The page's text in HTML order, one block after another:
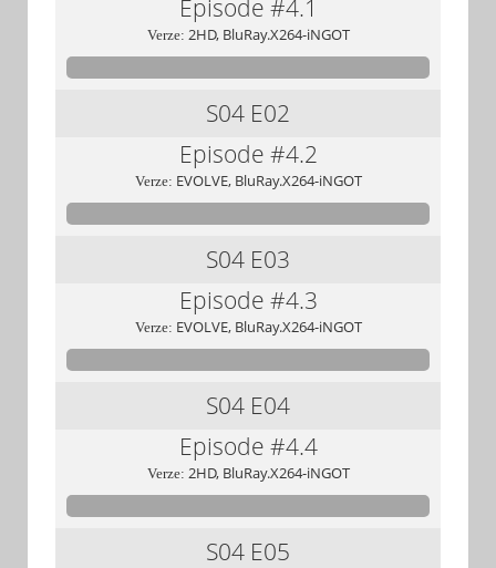
Episode #4.1
Verze: 2HD, BluRay.X264-iNGOT
S04 E02
Episode #4.2
Verze: EVOLVE, BluRay.X264-iNGOT
S04 E03
Episode #4.3
Verze: EVOLVE, BluRay.X264-iNGOT
S04 E04
Episode #4.4
Verze: 2HD, BluRay.X264-iNGOT
S04 E05